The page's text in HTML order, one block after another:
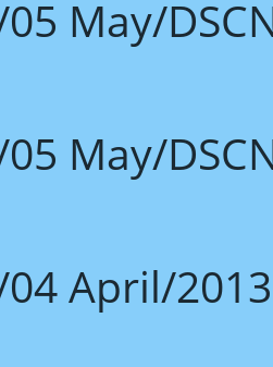
May/
May/
April/